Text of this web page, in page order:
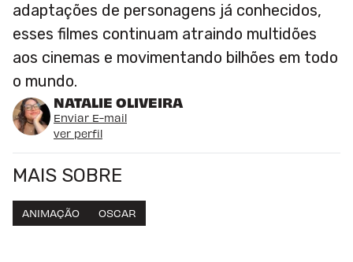
adaptações de personagens já conhecidos,
esses filmes continuam atraindo multidões
aos cinemas e movimentando bilhões em todo
o mundo.
NATALIE OLIVEIRA
Enviar E-mail
ver perfil
MAIS SOBRE
ANIMAÇÃO OSCAR